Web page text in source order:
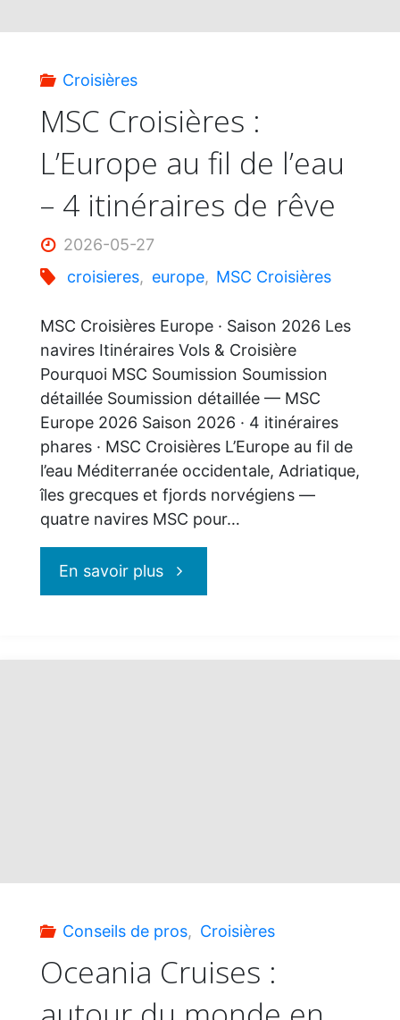
adultes
seulement
de
Coco
Cay"
Croisières
MSC Croisières :
L’Europe au fil de l’eau
– 4 itinéraires de rêve
2026-05-27
croisieres, europe, MSC Croisières
MSC Croisières Europe · Saison 2026 Les
navires Itinéraires Vols & Croisière
Pourquoi MSC Soumission Soumission
détaillée Soumission détaillée — MSC
Europe 2026 Saison 2026 · 4 itinéraires
phares · MSC Croisières L’Europe au fil de
l’eau Méditerranée occidentale, Adriatique,
îles grecques et fjords norvégiens —
quatre navires MSC pour…
En savoir plus"MSC
4
Conseils de pros, Croisières
Oceania Cruises :